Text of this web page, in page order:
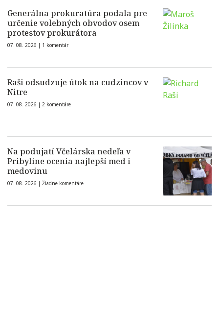
Generálna prokuratúra podala pre
určenie volebných obvodov osem
protestov prokurátora
07. 08. 2026 | 1 komentár
Raši odsudzuje útok na cudzincov v
Nitre
07. 08. 2026 | 2 komentáre
Na podujatí Včelárska nedeľa v
Pribyline ocenia najlepší med i
medovinu
07. 08. 2026 | Žiadne komentáre